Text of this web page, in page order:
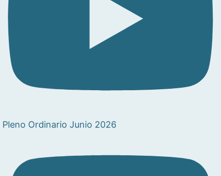
Pleno Ordinario Junio 2026